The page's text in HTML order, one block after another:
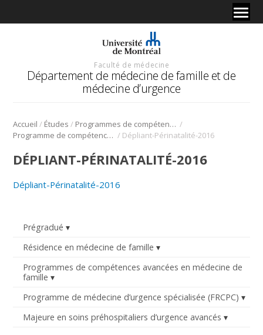
Faculté de médecine
Département de médecine de famille et de
médecine d’urgence
Accueil / Études / Programmes de compétences avancées en médecine de famille /
Programme de compétences avancées en périnatalité / Dépliant-Périnatalité-2016
Prégradué
Résidence en médecine de famille
Programmes de compétences avancées en médecine de
famille
Programme de médecine d’urgence spécialisée (FRCPC)
Majeure en soins préhospitaliers d’urgence avancés
DÉPLIANT-PÉRINATALITÉ-2016
Dépliant-Périnatalité-2016